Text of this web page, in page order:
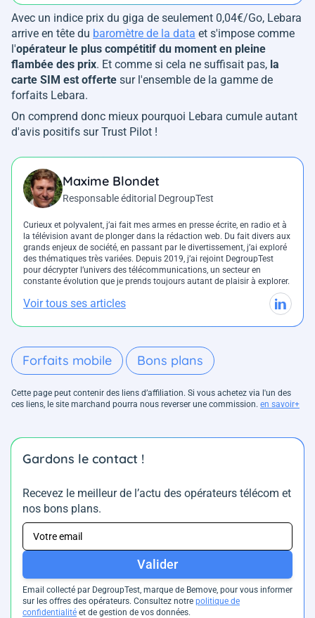
Avec un indice prix du giga de seulement 0,04€/Go, Lebara
arrive en tête du baromètre de la data et s'impose comme
l'opérateur le plus compétitif du moment en pleine
flambée des prix. Et comme si cela ne suffisait pas, la
carte SIM est offerte sur l'ensemble de la gamme de
forfaits Lebara.
On comprend donc mieux pourquoi Lebara cumule autant
d'avis positifs sur Trust Pilot !
Maxime Blondet
Responsable éditorial DegroupTest
Curieux et polyvalent, j’ai fait mes armes en presse écrite, en radio et à
la télévision avant de plonger dans la rédaction web. Du fait divers aux
grands enjeux de société, en passant par le divertissement, j’ai exploré
des thématiques très variées. Depuis 2019, j’ai rejoint DegroupTest
pour décrypter l’univers des télécommunications, un secteur en
constante évolution que je prends toujours autant de plaisir à explorer.
Voir tous ses articles
Forfaits mobile Bons plans
Cette page peut contenir des liens d’affiliation. Si vous achetez via l'un des
ces liens, le site marchand pourra nous reverser une commission. en savoir+
Gardons le contact !
Recevez le meilleur de l’actu des opérateurs télécom et
nos bons plans.
Valider
Email collecté par DegroupTest, marque de Bemove, pour vous informer
sur les offres des opérateurs. Consultez notre politique de
confidentialité et de gestion de vos données.